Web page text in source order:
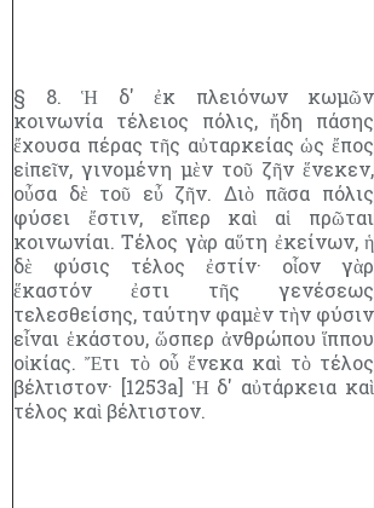
§ 8. Ἡ δ' ἐκ πλειόνων κωμῶν
κοινωνία τέλειος πόλις, ἤδη πάσης
ἔχουσα πέρας τῆς αὐταρκείας ὡς ἔπος
εἰπεῖν, γινομένη μὲν τοῦ ζῆν ἕνεκεν,
οὖσα δὲ τοῦ εὖ ζῆν. Διὸ πᾶσα πόλις
φύσει ἔστιν, εἴπερ καὶ αἱ πρῶται
κοινωνίαι. Τέλος γὰρ αὕτη ἐκείνων, ἡ
δὲ φύσις τέλος ἐστίν· οἷον γὰρ
ἕκαστόν ἐστι τῆς γενέσεως
τελεσθείσης, ταύτην φαμὲν τὴν φύσιν
εἶναι ἑκάστου, ὥσπερ ἀνθρώπου ἵππου
οἰκίας. Ἔτι τὸ οὗ ἕνεκα καὶ τὸ τέλος
βέλτιστον· [1253a] Ἡ δ' αὐτάρκεια καὶ
τέλος καὶ βέλτιστον.